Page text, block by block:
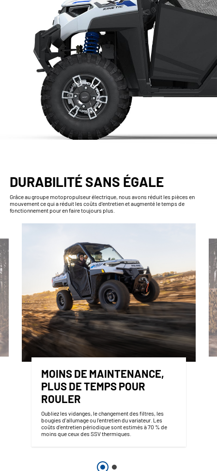
DURABILITÉ SANS ÉGALE
Grâce au groupe motopropulseur électrique, nous avons réduit les pièces en
mouvement ce qui a réduit les coûts d’entretien et augmenté le temps de
fonctionnement pour en faire toujours plus.
MOINS DE MAINTENANCE,
PLUS DE TEMPS POUR
ROULER
Oubliez les vidanges, le changement des filtres, les
bougies d'allumage ou l'entretien du variateur. Les
coûts d'entretien périodique sont estimés à 70 % de
moins que ceux des SSV thermiques.